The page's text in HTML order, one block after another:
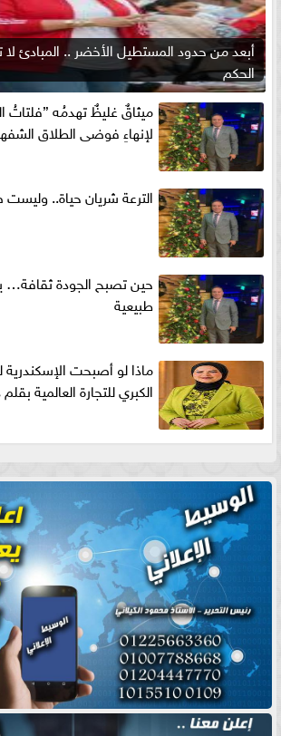
أبعد من حدود المستطيل الأخضر .. المبادئ
الحكم
ميثاقٌ غليظٌ تهدمُه ”فلتاتُ
لإنهاءِ فوضى الطلاق
الترعة شريان حياة..
حين تصبح الجودة ثقافة…
طبيعية
ماذا لو أصبحت الإسكندرية
الكبري للتجارة العالمية